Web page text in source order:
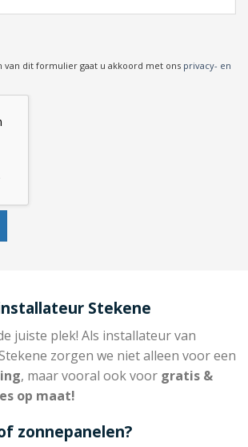
van dit formulier gaat u akkoord met ons privacy- en
Stekene
juiste plek! Als installateur van
zorgen we niet alleen voor een
, maar vooral ook voor gratis &
op maat!
zonnepanelen?